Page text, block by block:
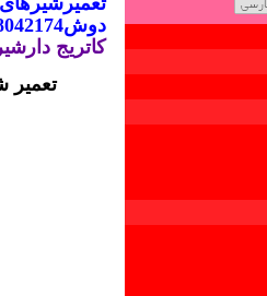
دوش88042174تعمیر
کاتریج
تعمیر